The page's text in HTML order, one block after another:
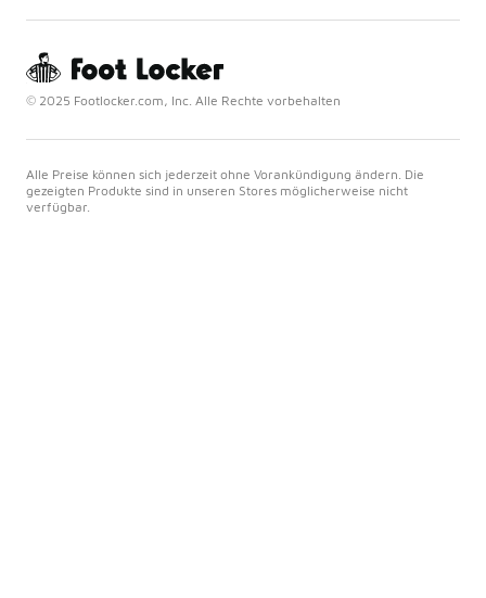
© 2025 Footlocker.com, Inc. Alle Rechte vorbehalten
Alle Preise können sich jederzeit ohne Vorankündigung ändern. Die
gezeigten Produkte sind in unseren Stores möglicherweise nicht
verfügbar.